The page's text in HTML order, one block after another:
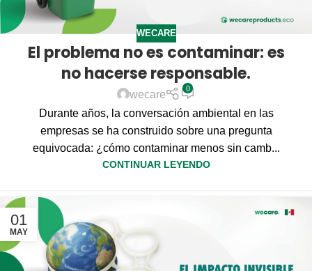
WECARE
El problema no es contaminar: es
no hacerse responsable.
wecare
0
Durante años, la conversación ambiental en las
empresas se ha construido sobre una pregunta
equivocada: ¿cómo contaminar menos sin camb...
CONTINUAR LEYENDO
01
MAY